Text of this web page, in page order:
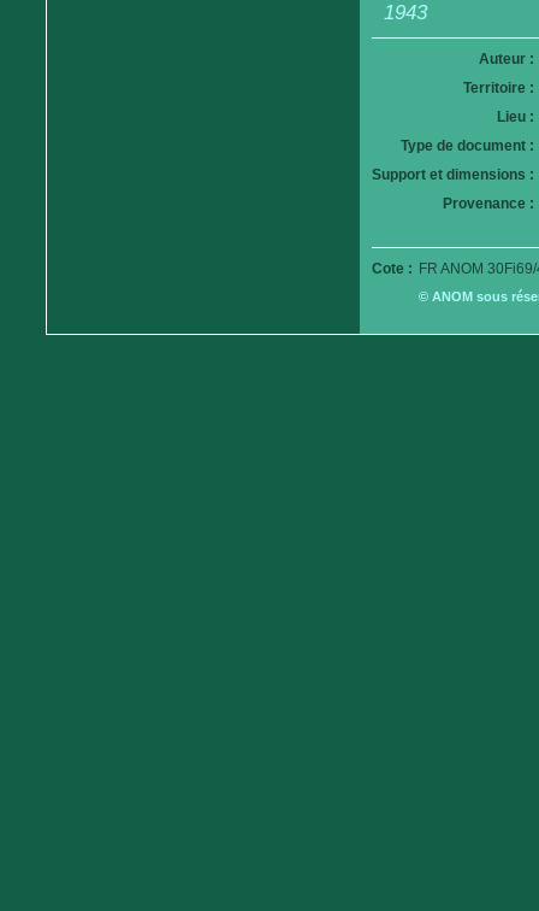
1943
Auteur :
Territoire :
Lieu :
Type de document :
Support et dimensions :
Provenance :
Cote : FR ANOM
© ANOM sous